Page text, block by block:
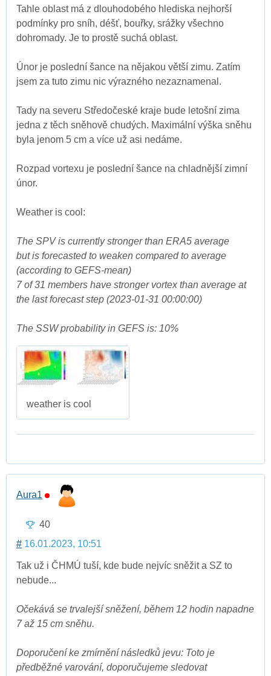
Tahle oblast má z dlouhodobého hlediska nejhorší
podmínky pro sníh, déšť, bouřky, srážky všechno
dohromady. Je to prostě suchá oblast.
Únor je poslední šance na nějakou větší zimu. Zatím
jsem za tuto zimu nic výrazného nezaznamenal.
Tady na severu Středočeské kraje bude letošní zima
jedna z těch sněhově chudých. Maximální výška sněhu
byla jenom 5 cm a více už asi nedáme.
Rozpad vortexu je poslední šance na chladnější zimní
únor.
Weather is cool:
The SPV is currently stronger than ERA5 average
but is forecasted to weaken compared to average
(according to GEFS-mean)
7 of 31 members have stronger vortex than average at
the last forecast step (2023-01-31 00:00:00)
The SSW probability in GEFS is: 10%
weather is cool
Aura1
40
# 16.01.2023, 10:51
Tak už i ČHMÚ tuší, kde bude nejvíc sněžit a SZ to
nebude...
Očekává se trvalejší sněžení, během 12 hodin napadne
7 až 15 cm sněhu.
Doporučení ke zmírnění následků jevu: Toto je
předběžné varování, doporučujeme sledovat